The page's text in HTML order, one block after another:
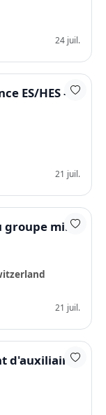
24 juil.
ES/HES –
21 juil.
groupe mini
21 juil.
d'auxiliaire